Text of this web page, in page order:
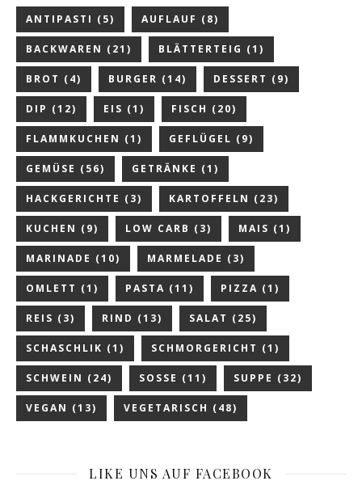
ANTIPASTI (5) AUFLAUF (8)
BACKWAREN (21) BLÄTTERTEIG (1)
BROT (4) BURGER (14) DESSERT (9)
DIP (12) EIS (1) FISCH (20)
FLAMMKUCHEN (1) GEFLÜGEL (9)
GEMÜSE (56) GETRÄNKE (1)
HACKGERICHTE (3) KARTOFFELN (23)
KUCHEN (9) LOW CARB (3) MAIS (1)
MARINADE (10) MARMELADE (3)
OMLETT (1) PASTA (11) PIZZA (1)
REIS (3) RIND (13) SALAT (25)
SCHASCHLIK (1) SCHMORGERICHT (1)
SCHWEIN (24) SOSSE (11) SUPPE (32)
VEGAN (13) VEGETARISCH (48)
LIKE UNS AUF FACEBOOK